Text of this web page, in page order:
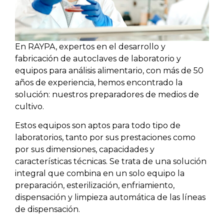
En RAYPA, expertos en el desarrollo y
fabricación de autoclaves de laboratorio y
equipos para análisis alimentario, con más de 50
años de experiencia, hemos encontrado la
solución: nuestros preparadores de medios de
cultivo.
Estos equipos son aptos para todo tipo de
laboratorios, tanto por sus prestaciones como
por sus dimensiones, capacidades y
características técnicas. Se trata de una solución
integral que combina en un solo equipo la
preparación, esterilización, enfriamiento,
dispensación y limpieza automática de las líneas
de dispensación.